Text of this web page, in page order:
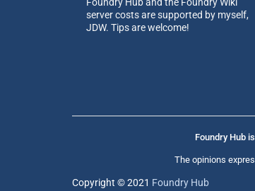
server costs are supported by myself,
JDW. Tips are welcome!
Foundry Hub
The opinions
Copyright © 2021 Foundry Hub